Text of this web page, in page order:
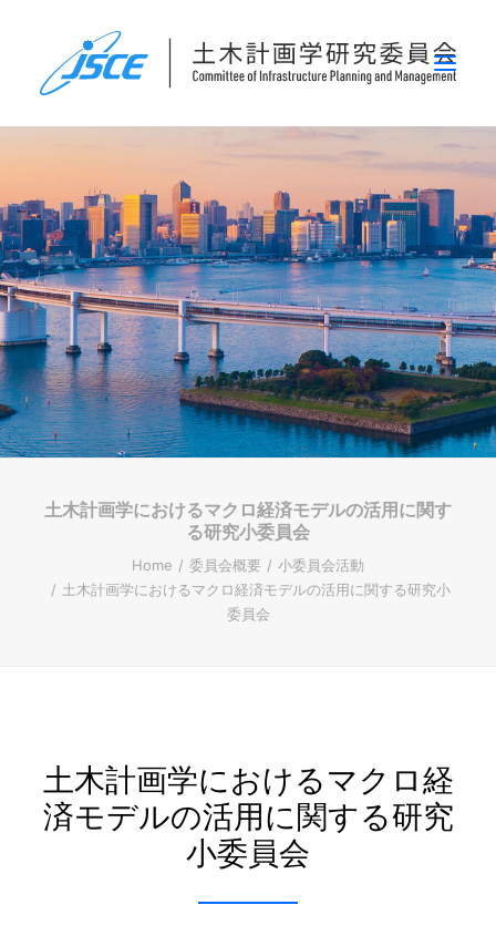
委員会概要
研究発表会
論文集・刊行物
行事案内
表彰
災害関連調査情報
リンク
土木計画学におけるマクロ経済モデルの活用に関す
る研究小委員会
Home 委員会概要
小委員会活動
土木計画学におけるマクロ経済モデルの活用に関する研究小
委員会
土木計画学におけるマクロ経
済モデルの活用に関する研究
小委員会